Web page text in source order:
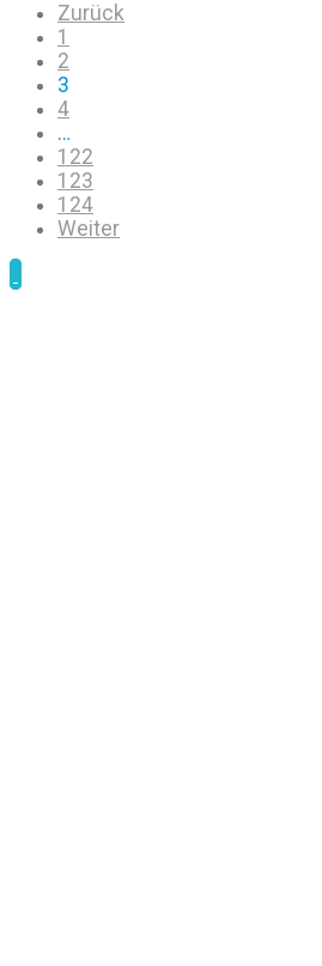
Zurück
1
2
3
4
…
122
123
124
Weiter